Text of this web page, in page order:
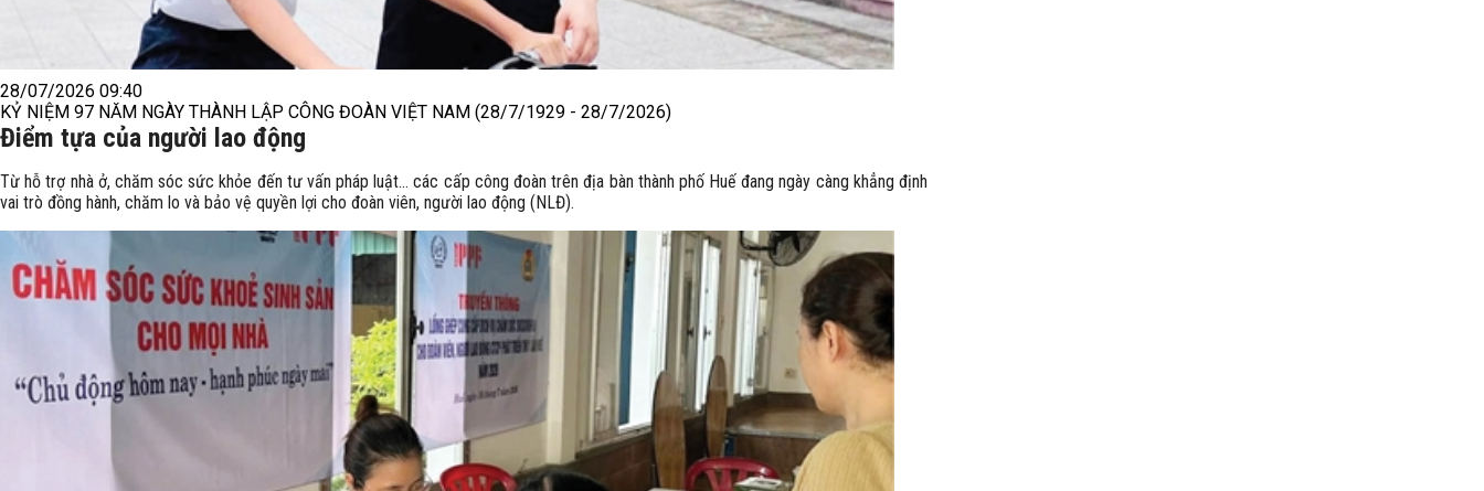
28/07/2026 09:40
KỶ NIỆM 97 NĂM NGÀY THÀNH LẬP CÔNG ĐOÀN VIỆT NAM (28/7/1929 - 28/7/2026)
Điểm tựa của người lao động
Từ hỗ trợ nhà ở, chăm sóc sức khỏe đến tư vấn pháp luật… các cấp công đoàn trên địa bàn thành phố Huế đang ngày càng khẳng định
vai trò đồng hành, chăm lo và bảo vệ quyền lợi cho đoàn viên, người lao động (NLĐ).